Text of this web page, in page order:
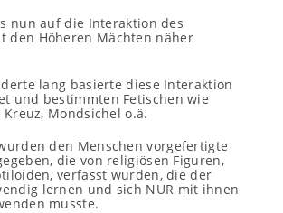
nun auf die Interaktion des
den Höheren Mächten näher
lang basierte diese Interaktion
und bestimmten Fetischen wie
Kreuz, Mondsichel o.ä.
den Menschen vorgefertigte
die von religiösen Figuren,
verfasst wurden, die der
lernen und sich NUR mit ihnen
musste.